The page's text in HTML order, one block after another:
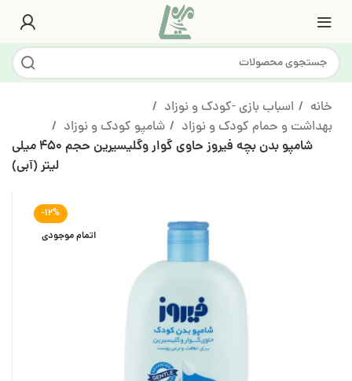
خانه
اسباب بازی -کودک و نوزاد
بهداشت و حمام کودک و نوزاد
شامپو کودک و نوزاد
شامپو بدن بچه فیروز حاوی گوار وگلیسیرین حجم 450 میلی
لیتر (آبی)
-12%
اتمام موجودی